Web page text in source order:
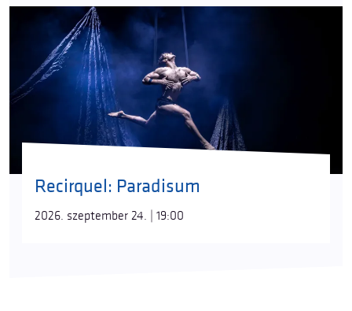
Recirquel: Paradisum
2026. szeptember 24. | 19:00